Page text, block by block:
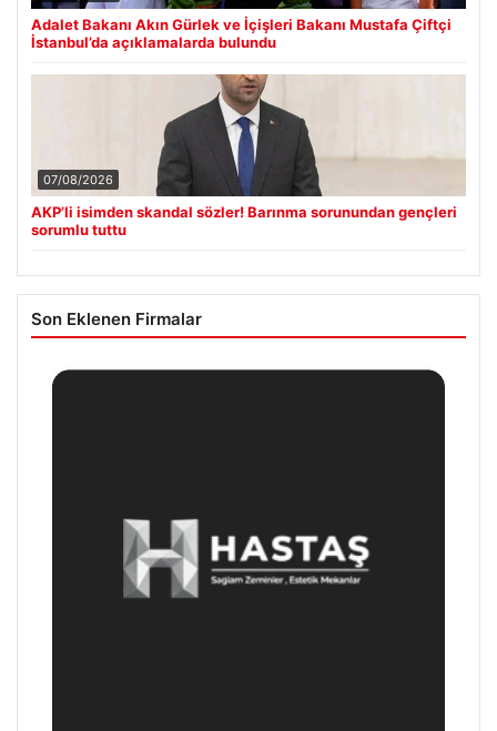
Adalet Bakanı Akın Gürlek ve İçişleri Bakanı Mustafa Çiftçi
İstanbul’da açıklamalarda bulundu
07/08/2026
AKP’li isimden skandal sözler! Barınma sorunundan gençleri
sorumlu tuttu
Son Eklenen Firmalar